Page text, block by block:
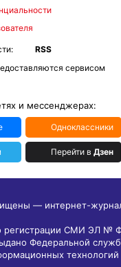
RSS
сервисом
и мессенджерах:
Одноклассники
Перейти в Дзен
— интернет-
регистрации СМИ ЭЛ №
Федеральной